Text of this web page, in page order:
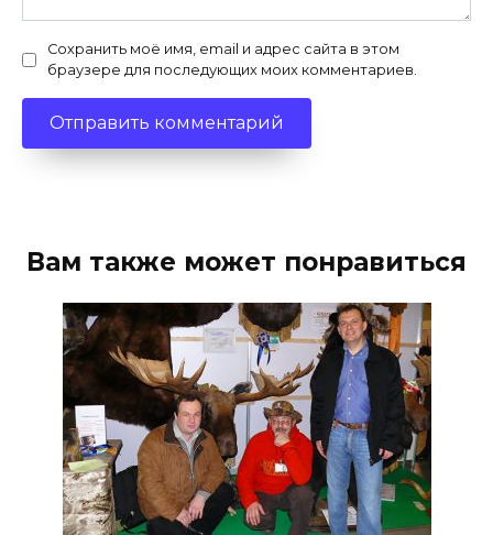
Сохранить моё имя, email и адрес сайта в этом
браузере для последующих моих комментариев.
Вам также может понравиться